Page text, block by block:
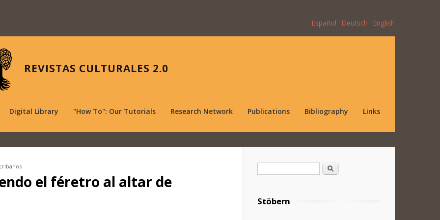
Español Deutsch English
REVISTAS CULTURALES 2.0
Digital Library "How To": Our Tutorials Research Network Publications Bibliography Links
el féretro al altar de
Search
Stöbern